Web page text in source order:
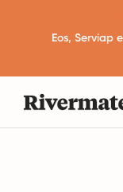
Eos, Serviap